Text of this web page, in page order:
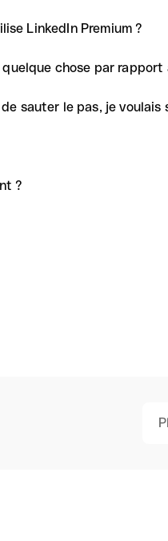
LinkedIn Premium ?
chose par
sauter le pas, je voulais
?